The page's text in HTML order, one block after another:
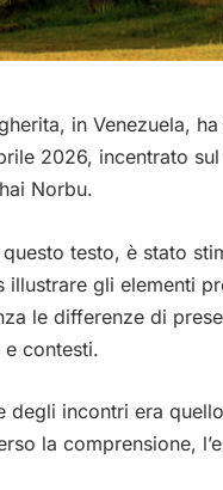
in Venezuela,
2026, incentrato
Norbu.
testo, è stato
illustrare gli elementi
le differenze di
contesti.
degli incontri era
la comprensione,